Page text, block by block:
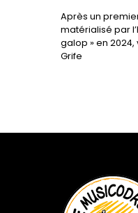
Après un
matérialisé par
galop » en
Grife